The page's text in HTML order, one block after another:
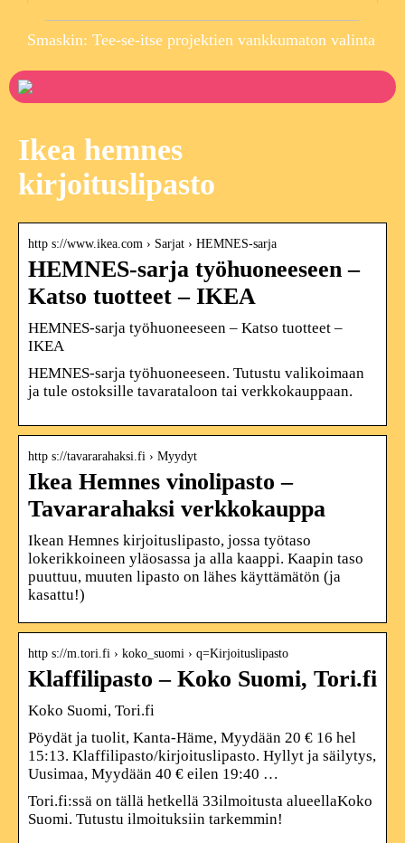
Smaskin: Tee-se-itse projektien vankkumaton valinta
Ikea hemnes
kirjoituslipasto
http s://www.ikea.com › Sarjat › HEMNES-sarja
HEMNES-sarja työhuoneeseen –
Katso tuotteet – IKEA
HEMNES-sarja työhuoneeseen – Katso tuotteet –
IKEA
HEMNES-sarja työhuoneeseen. Tutustu valikoimaan
ja tule ostoksille tavarataloon tai verkkokauppaan.
http s://tavararahaksi.fi › Myydyt
Ikea Hemnes vinolipasto –
Tavararahaksi verkkokauppa
Ikean Hemnes kirjoituslipasto, jossa työtaso
lokerikkoineen yläosassa ja alla kaappi. Kaapin taso
puuttuu, muuten lipasto on lähes käyttämätön (ja
kasattu!)
http s://m.tori.fi › koko_suomi › q=Kirjoituslipasto
Klaffilipasto – Koko Suomi, Tori.fi
Koko Suomi, Tori.fi
Pöydät ja tuolit, Kanta-Häme, Myydään 20 € 16 hel
15:13. Klaffilipasto/kirjoituslipasto. Hyllyt ja säilytys,
Uusimaa, Myydään 40 € eilen 19:40 …
Tori.fi:ssä on tällä hetkellä 33ilmoitusta alueellaKoko
Suomi. Tutustu ilmoituksiin tarkemmin!